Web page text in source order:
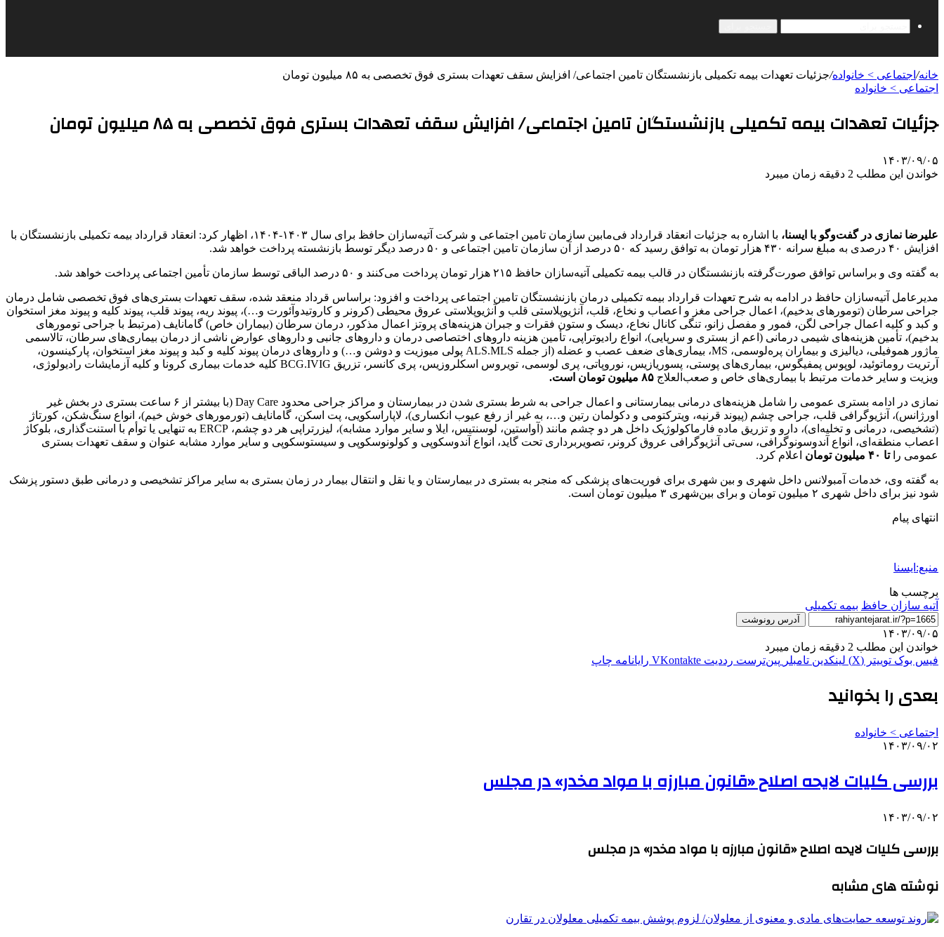
خانه/ اجتماعی > خانواده/جزئیات تعهدات بیمه‌ تکمیلی بازنشستگان تامین اجتماعی/ افزایش سقف تعهدات بستری فوق تخصصی به ۸۵ میلیون تومان
اجتماعی > خانواده
جزئیات تعهدات بیمه‌ تکمیلی بازنشستگان تامین اجتماعی/ افزایش سقف تعهدات بستری فوق تخصصی به ۸۵ میلیون تومان
۱۴۰۳/۰۹/۰۵
خواندن این مطلب 2 دقیقه زمان میبرد
علیرضا نمازی در گفت‌وگو با ایسنا،
با اشاره به جزئیات انعقاد قرارداد فی‌مابین سازمان تامین اجتماعی و شرکت آتیه‌سازان حافظ برای سال ۱۴۰۳-۱۴۰۴، اظهار کرد: انعقاد قرارداد بیمه تکمیلی بازنشستگان با
افزایش ۴۰ درصدی به مبلغ سرانه ۴۳۰ هزار تومان به توافق رسید که ۵۰ درصد از آن سازمان تامین اجتماعی و ۵۰ درصد دیگر توسط بازنشسته پرداخت خواهد شد.
به گفته وی و براساس توافق صورت‌گرفته بازنشستگان در قالب بیمه تکمیلی آتیه‌سازان حافظ ۲۱۵ هزار تومان پرداخت می‌کنند و ۵۰ درصد الباقی توسط سازمان تأمین اجتماعی پرداخت خواهد شد.
مدیرعامل آتیه‌سازان حافظ در ادامه به شرح تعهدات قرارداد بیمه تکمیلی درمان بازنشستگان تامین اجتماعی پرداخت و افزود: براساس قرداد منعقد شده، سقف تعهدات بستری‌های فوق تخصصی شامل درمان
جراحی سرطان (تومورهای بدخیم)، اعمال جراحی مغز و اعصاب و نخاع، قلب، آنژیوپلاستی قلب و آنژیوپلاستی عروق محیطی (کرونر و کاروتیدوآئورت و…)، پیوند ریه، پیوند قلب، پیوند کلیه و پیوند مغز استخوان
و کبد و کلیه اعمال جراحی لگن، فمور و مفصل زانو، تنگی کانال نخاع، دیسک و ستون فقرات و جبران هزینه‌های پروتز اعمال مذکور، درمان سرطان (بیماران خاص) گامانایف (مرتبط با جراحی تومورهای
بدخیم)، تأمین هزینه‌های شیمی درمانی (اعم از بستری و سرپایی)، انواع رادیوتراپی، تأمین هزینه داروهای اختصاصی درمان و داروهای جانبی و داروهای عوارض ناشی از درمان بیماری‌های سرطان، تالاسمی
ماژور هموفیلی، دیالیزی و بیماران پره‌لوسمی، MS، بیماری‌های ضعف عصب و عضله (از جمله ALS.MLS پولی میوزیت و دوشن و…) و داروهای درمان پیوند کلیه و کبد و پیوند مغز استخوان، پارکینسون،
آرتریت روماتوئید، لوپوس پمفیگوس، بیماری‌های پوستی، پسوریازیس، نوروپاتی، پری لوسمی، تویروس اسکلروزیس، پری کانسر، تزریق BCG.IVIG کلیه خدمات بیماری کرونا و کلیه آزمایشات رادیولوژی،
ویزیت و سایر خدمات مرتبط با بیماری‌های خاص و صعب‌العلاج ۸۵ میلیون تومان است.
نمازی در ادامه بستری عمومی را شامل هزینه‌های درمانی بیمارستانی و اعمال جراحی به شرط بستری شدن در بیمارستان و مراکز جراحی محدود Day Care (با بیشتر از ۶ ساعت بستری در بخش غیر
اورژانس)، آنژیوگرافی قلب، جراحی چشم (پیوند قرنیه، ویترکتومی و دکولمان رتین و…، به غیر از رفع عیوب انکساری)، لاپاراسکویی، پت اسکن، گامانایف (تورمورهای خوش خیم)، انواع سنگ‌شکن، کورتاژ
(تشخیصی، درمانی و تخلیه‌ای)، دارو و تزریق ماده فارماکولوژیک داخل هر دو چشم مانند (آواستین، لوسنتیس، ایلا و سایر موارد مشابه)، لیزرتراپی هر دو چشم، ERCP به تنهایی یا توأم با استنت‌گذاری، بلوکاژ
اعصاب منطقه‌ای، انواع آندوسونوگرافی، سی‌تی آنژیوگرافی عروق کرونر، تصویربرداری تحت گاید، انواع آندوسکوپی و کولونوسکوپی و سیستوسکوپی و سایر موارد مشابه عنوان و سقف تعهدات بستری
عمومی را
تا ۴۰ میلیون تومان اعلام کرد.
به گفته وی، خدمات آمبولانس داخل شهری و بین شهری برای فوریت‌های پزشکی که منجر به بستری در بیمارستان و یا نقل و انتقال بیمار در زمان بستری به سایر مراکز تشخیصی و درمانی طبق دستور پزشک
شود نیز برای داخل شهری ۲ میلیون تومان و برای بین‌شهری ۳ میلیون تومان است.
انتهای پیام
منبع:ایسنا
برچسب ها
آتیه سازان حافظ بیمه تکمیلی
آدرس رونوشت
۱۴۰۳/۰۹/۰۵
خواندن این مطلب 2 دقیقه زمان میبرد
فیس بوک توییتر (X) لینکدین ‫تامبلر ‫پین‌ترست ‫رددیت ‫VKontakte رایانامه چاپ
بعدی را بخوانید
اجتماعی > خانواده
۱۴۰۳/۰۹/۰۲
بررسی کلیات لایحه اصلاح «قانون مبارزه با مواد مخدر» در مجلس
۱۴۰۳/۰۹/۰۲
بررسی کلیات لایحه اصلاح «قانون مبارزه با مواد مخدر» در مجلس
نوشته های مشابه